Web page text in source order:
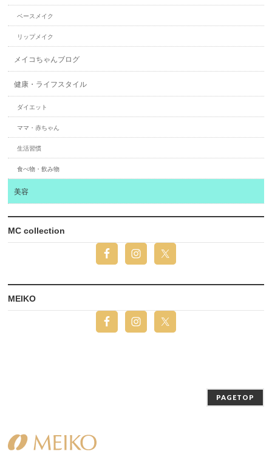
ベースメイク
リップメイク
メイコちゃんブログ
健康・ライフスタイル
ダイエット
ママ・赤ちゃん
生活習慣
食べ物・飲み物
美容
MC collection
MEIKO
PAGETOP